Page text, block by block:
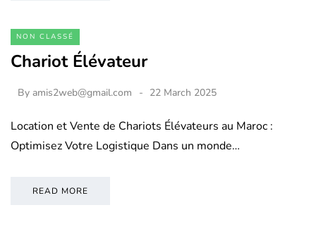
NON CLASSÉ
Chariot Élévateur
By amis2web@gmail.com 22 March 2025
Location et Vente de Chariots Élévateurs au Maroc :
Optimisez Votre Logistique Dans un monde…
READ MORE